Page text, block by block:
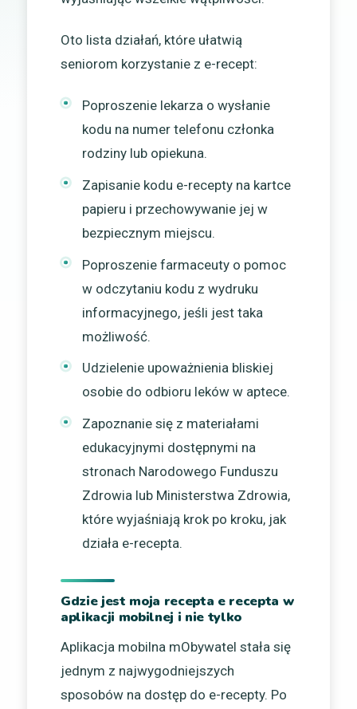
Oto lista działań, które ułatwią
seniorom korzystanie z e-recept:
Poproszenie lekarza o wysłanie
kodu na numer telefonu członka
rodziny lub opiekuna.
Zapisanie kodu e-recepty na kartce
papieru i przechowywanie jej w
bezpiecznym miejscu.
Poproszenie farmaceuty o pomoc
w odczytaniu kodu z wydruku
informacyjnego, jeśli jest taka
możliwość.
Udzielenie upoważnienia bliskiej
osobie do odbioru leków w aptece.
Zapoznanie się z materiałami
edukacyjnymi dostępnymi na
stronach Narodowego Funduszu
Zdrowia lub Ministerstwa Zdrowia,
które wyjaśniają krok po kroku, jak
działa e-recepta.
Gdzie jest moja recepta e recepta w
aplikacji mobilnej i nie tylko
Aplikacja mobilna mObywatel stała się
jednym z najwygodniejszych
sposobów na dostęp do e-recepty. Po